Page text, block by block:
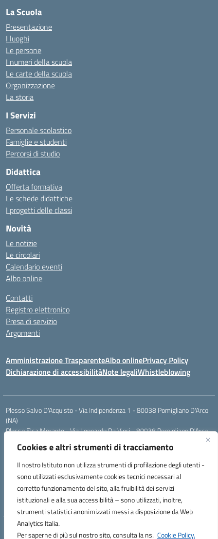
Cookies e altri strumenti di tracciamento
Il nostro Istituto non utilizza strumenti di profilazione degli utenti -
sono utilizzati esclusivamente cookies tecnici necessari al
corretto funzionamento del sito, alla fruibilità dei servizi
istituzionali e alla sua accessibilità – sono utilizzati, inoltre,
strumenti statistici anonimizzati messi a disposizione da Web
Analytics Italia.
Per saperne di più sul nostro sito, consulta la ns. Cookie Policy.
La Scuola
Presentazione
I luoghi
Le persone
I numeri della scuola
Le carte della scuola
Organizzazione
La storia
I Servizi
Personale scolastico
Famiglie e studenti
Percorsi di studio
Didattica
Offerta formativa
Le schede didattiche
I progetti delle classi
Novità
Le notizie
Le circolari
Calendario eventi
Albo online
Contatti
Registro elettronico
Presa di servizio
Argomenti
Amministrazione TrasparenteAlbo onlinePrivacy Policy
Dichiarazione di accessibilitàNote legaliWhistleblowing
Plesso Salvo D'Acquisto - Via Indipendenza 1 - 80038 Pomigliano D'Arco
(NA)
Plesso Elsa Morante - Via Leonardo Da Vinci - 80038 Pomigliano D'Arco
Plesso Leone - Via Pascoli - 80038 Pomigliano D'Arco (NA)
Tel.:0813177304 - Mail: naic8g1003@istruzione.it - Pec:
Codice Univoco ufficio: UIECQ7
codice Meccanografico: NAIC8G1003
Codice Fiscale: 93076670632
Hosting & Powered by 3D Solution S.r.l.